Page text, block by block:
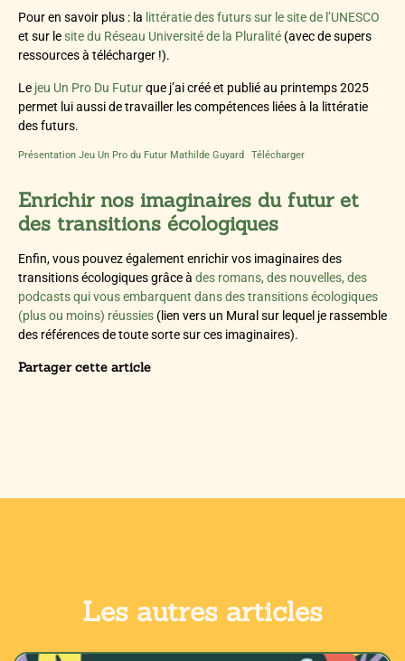
Pour en savoir plus : la littératie des futurs sur le site de l’UNESCO
et sur lesite du Réseau Université de la Pluralité (avec de supers
ressources à télécharger !).
Le jeu Un Pro Du Futurque j’ai créé et publié au printemps 2025
permet lui aussi de travailler les compétences liées à la littératie
des futurs.
Présentation Jeu Un Pro du Futur Mathilde Guyard Télécharger
Enrichir nos imaginaires du futur et
des transitions écologiques
Enfin, vous pouvez également enrichir vos imaginaires des
transitions écologiques grâce à des romans, des nouvelles, des
podcasts qui vous embarquent dans des transitions écologiques
(plus ou moins) réussies (lien vers un Mural sur lequel je rassemble
des références de toute sorte sur ces imaginaires).
Partager cette article
Les autres articles